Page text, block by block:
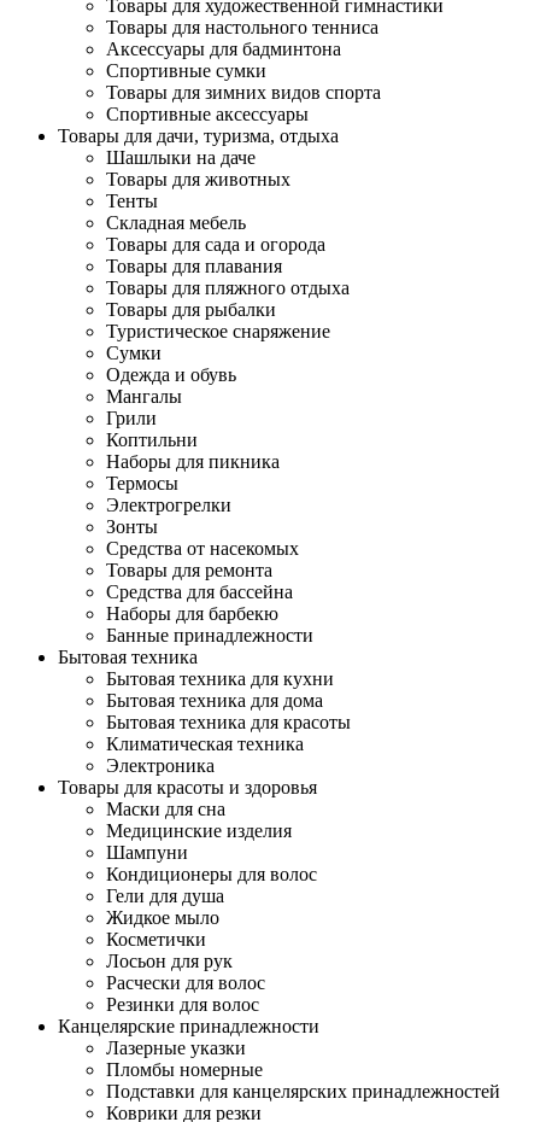
Товары для художественной гимнастики
Товары для настольного тенниса
Аксессуары для бадминтона
Спортивные сумки
Товары для зимних видов спорта
Спортивные аксессуары
Товары для дачи, туризма, отдыха
Шашлыки на даче
Товары для животных
Тенты
Складная мебель
Товары для сада и огорода
Товары для плавания
Товары для пляжного отдыха
Товары для рыбалки
Туристическое снаряжение
Сумки
Одежда и обувь
Мангалы
Грили
Коптильни
Наборы для пикника
Термосы
Электрогрелки
Зонты
Средства от насекомых
Товары для ремонта
Средства для бассейна
Наборы для барбекю
Банные принадлежности
Бытовая техника
Бытовая техника для кухни
Бытовая техника для дома
Бытовая техника для красоты
Климатическая техника
Электроника
Товары для красоты и здоровья
Маски для сна
Медицинские изделия
Шампуни
Кондиционеры для волос
Гели для душа
Жидкое мыло
Косметички
Лосьон для рук
Расчески для волос
Резинки для волос
Канцелярские принадлежности
Лазерные указки
Пломбы номерные
Подставки для канцелярских принадлежностей
Коврики для резки